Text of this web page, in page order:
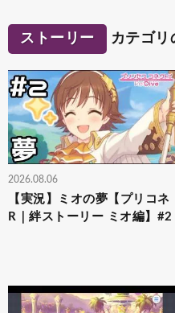
ストーリー カテゴリ
2026.08.06
【実況】ミオの夢【プリコネ
R｜絆ストーリー ミオ編】#2